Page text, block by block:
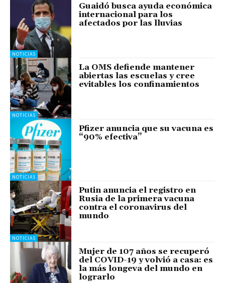
NOTICIAS
Guaidó busca ayuda económica
internacional para los
afectados por las lluvias
NOTICIAS
La OMS defiende mantener
abiertas las escuelas y cree
evitables los confinamientos
NOTICIAS
Pfizer anuncia que su vacuna es
“90% efectiva”
NOTICIAS
Putin anuncia el registro en
Rusia de la primera vacuna
contra el coronavirus del
mundo
Mujer de 107 años se recuperó
del COVID-19 y volvió a casa: es
la más longeva del mundo en
lograrlo